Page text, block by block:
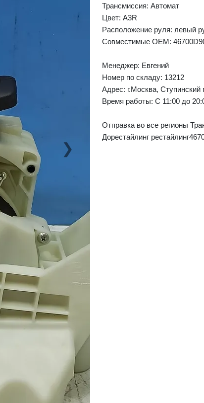
❯
Next
Трансмиссия: Автомат
Цвет: A3R
Расположение руля: левый
Совместимые OEM:
Менеджер: Евгений
Номер по складу: 13212
Адрес: г.Москва, Ступинский
Время работы: С 11:00 до
Отправка во все регионы
Дорестайлинг